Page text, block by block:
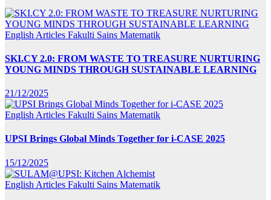
English Articles Fakulti Sains Matematik
SKI.CY 2.0: FROM WASTE TO TREASURE NURTURING
YOUNG MINDS THROUGH SUSTAINABLE LEARNING
21/12/2025
English Articles Fakulti Sains Matematik
UPSI Brings Global Minds Together for i-CASE 2025
15/12/2025
English Articles Fakulti Sains Matematik